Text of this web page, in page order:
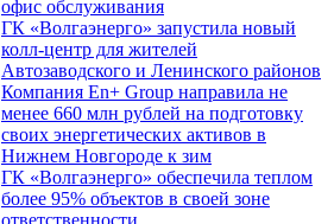
офис обслуживания
ГК «Волгаэнерго» запустила новый
колл-центр для жителей
Автозаводского и Ленинского районов
Компания En+ Group направила не
менее 660 млн рублей на подготовку
своих энергетических активов в
Нижнем Новгороде к зим
ГК «Волгаэнерго» обеспечила теплом
более 95% объектов в своей зоне